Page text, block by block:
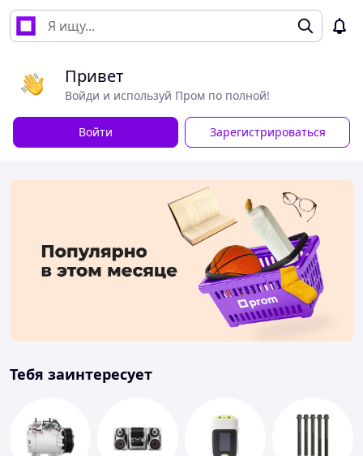
Привет
Войди и используй Пром по полной!
Войти Зарегистрироваться
Тебя заинтересует